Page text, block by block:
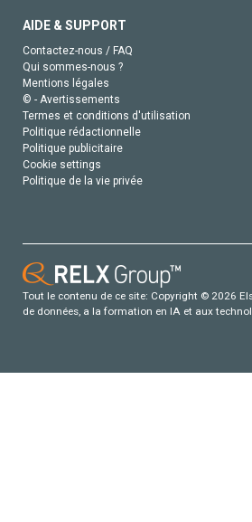
AIDE & SUPPORT
Contactez-nous / FAQ
Qui sommes-nous ?
Mentions légales
© - Avertissements
Termes et conditions d'utilisation
Politique rédactionnelle
Politique publicitaire
Cookie settings
Politique de la vie privée
Tout le contenu de ce site: Copyright © 2026
de données, a la formation en IA et aux